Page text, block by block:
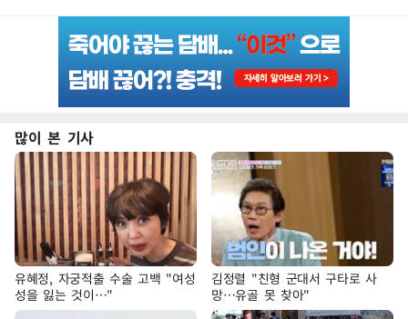
많이 본 기사
유혜정, 자궁적출 수술 고백 "여성
성을 잃는 것이…"
김정렬 "친형 군대서 구타로 사
망…유골 못 찾아"